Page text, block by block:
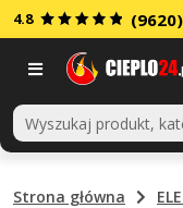
4.8 (9620)
Strona główna